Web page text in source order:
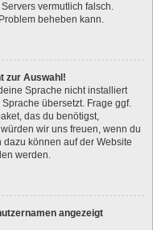
vermutlich falsch.
beheben kann.
zur Auswahl!
Sprache nicht installiert
übersetzt. Frage ggf.
das du benötigst,
wir uns freuen, wenn du
können auf der Website
werden.
angezeigt